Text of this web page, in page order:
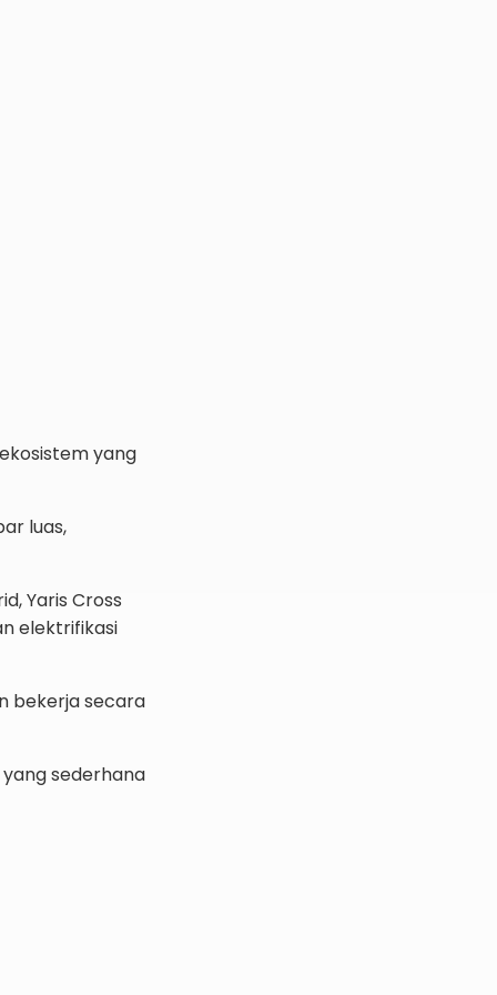
yang
luas,
Yaris Cross
elektrifikasi
bekerja secara
sederhana